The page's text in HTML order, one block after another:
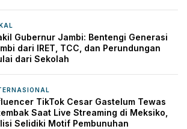
Gubernur Jambi: Bentengi Generasi
dari IRET, TCC, dan Perundungan
dari Sekolah
TikTok Cesar Gastelum Tewas
Saat Live Streaming di Meksiko,
Selidiki Motif Pembunuhan